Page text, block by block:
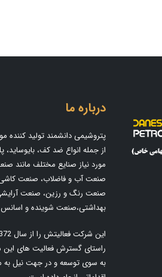
درباره ما
پتروشیمی دانشمند تولید کننده
از جمله انواع ضد کف، بایوساید،
مورد نیاز صنایع مختلف مانند
صنعت آب و فاضلاب، صنعت
صنعت رنگ و رزین، صنعت
بهداشتی،صنعت شوینده و
راستای گسترش فعالیت های
به سوی توسعه و در جهت نیل به